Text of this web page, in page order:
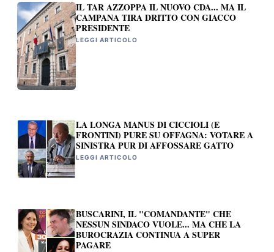
IL TAR AZZOPPA IL NUOVO CDA... MA IL
CAMPANA TIRA DRITTO CON GIACCO
PRESIDENTE
LEGGI ARTICOLO
LA LONGA MANUS DI CICCIOLI (E
FRONTINI) PURE SU OFFAGNA: VOTARE A
SINISTRA PUR DI AFFOSSARE GATTO
LEGGI ARTICOLO
BUSCARINI, IL "COMANDANTE" CHE
NESSUN SINDACO VUOLE... MA CHE LA
BUROCRAZIA CONTINUA A SUPER
PAGARE